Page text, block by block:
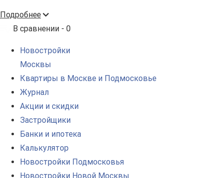
Подробнее
В сравнении - 0
Новостройки
Москвы
Квартиры в Москве и Подмосковье
Журнал
Акции и скидки
Застройщики
Банки и ипотека
Калькулятор
Новостройки Подмосковья
Новостройки Новой Москвы